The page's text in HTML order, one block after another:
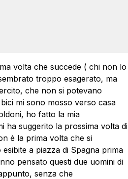
volta che succede ( chi non lo
troppo esagerato, ma
che non si potevano
mi sono mosso verso casa
ho fatto la mia
ha suggerito la prossima volta di
è la prima volta che si
a piazza di Spagna prima
pensato questi due uomini di
senza che